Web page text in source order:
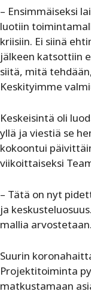
– Ensimmäiseksi
luotiin
kriisiin. Ei siinä
jälkeen katsottiin
siitä, mitä
Keskityimme
Keskeisintä oli
yllä ja viestiä se
kokoontui
viikoittaiseksi
– Tätä on nyt
ja
mallia arvostetaan.
Suurin
Projektitoiminta
matkustamaan